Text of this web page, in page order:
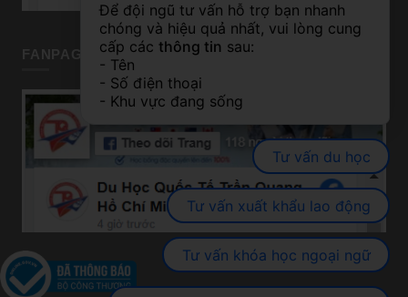
FANPAGE TP HỒ CHÍ MINH
Để đội ngũ tư vấn hỗ trợ bạn nhanh
chóng và hiệu quả nhất, vui lòng cung
cấp các thông tin sau:
- Tên
- Số điện thoại
- Khu vực đang sống
Tư vấn du học
Tư vấn xuất khẩu lao động
Tư vấn khóa học ngoại ngữ